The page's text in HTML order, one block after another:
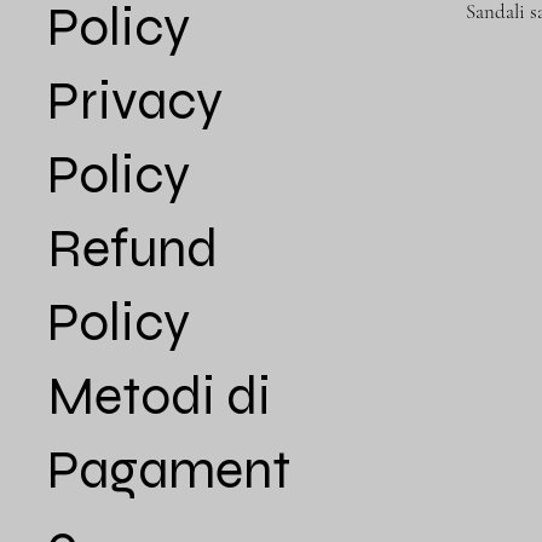
Policy
Privacy
Policy
Refund
Policy
Metodi di
Pagament
Sandali